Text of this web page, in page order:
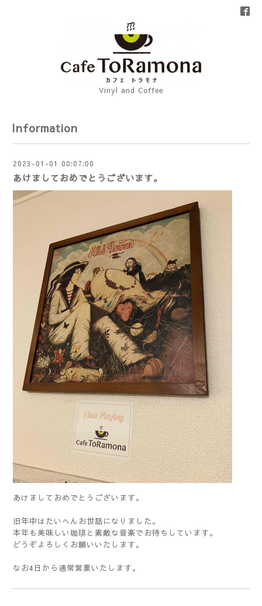
Vinyl and Coffee
Information
2023-01-01 00:07:00
あけましておめでとうございます。
あけましておめでとうございます。
旧年中はたいへんお世話になりました。
本年も美味しい珈琲と素敵な音楽でお待ちしています。
どうぞよろしくお願いいたします。
なお4日から通常営業いたします。